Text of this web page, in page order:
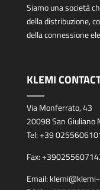
Siamo una società
della distribuzione,
della connessione
KLEMI
Via Monferrato, 43
20098 San Giuliano
Tel:+39
Fax:
Email: